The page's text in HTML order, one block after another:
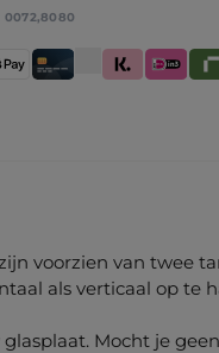
0072,8080
Pay
Creditcard /
KlarnaiDeal
voorzien van twee
als verticaal op te
Mocht je